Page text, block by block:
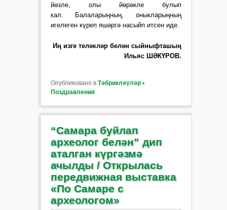
йөзле, олы йөрәкле булып
кал. Балаларыңның, оныкларыңның
игелеген күреп яшәргә насыйп итсен иде.
Иң изге теләкләр белән сыйныфташың
Ильяс ШӘКҮРОВ.
Опубликовано в Тәбрикләүләр ▪
Поздравления
“Самара буйлап
археолог белән” дип
аталган күргәзмә
ачылды / Открылась
передвижная выставка
«По Самаре с
археологом»